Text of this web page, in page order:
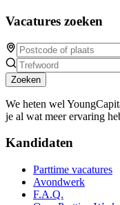
Vacatures zoeken
Zoeken
We heten wel
je al wat meer ervaring
Kandidaten
Parttime vacatures
Avondwerk
F.A.Q.